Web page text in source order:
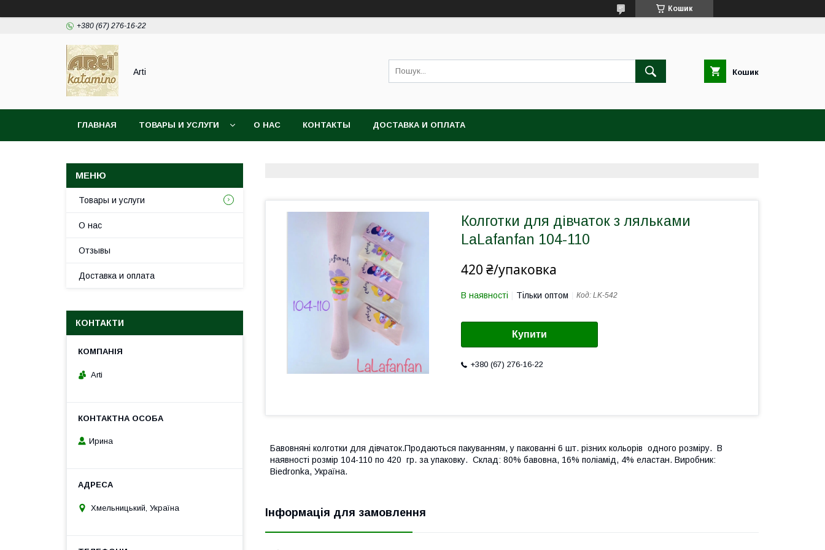
Кошик
+380 (67) 276-16-22
Arti Кошик
ГЛАВНАЯ ТОВАРЫ И УСЛУГИ О НАС КОНТАКТЫ ДОСТАВКА И ОПЛАТА
Колготки для дівчаток з ляльками
LaLafanfan 104-110
420 ₴/упаковка
В наявності Тільки оптом Код: LK-542
Купити
+380 (67) 276-16-22
Бавовняні колготки для дівчаток.Продаються пакуванням, у пакованні 6 шт. різних кольорів одного розміру. В
наявності розмір 104-110 по 420 гр. за упаковку. Склад: 80% бавовна, 16% поліамід, 4% еластан. Виробник:
Biedronka, Україна.
Інформація для замовлення
Товары и услуги
О нас
Отзывы
Доставка и оплата
КОНТАКТИ
Arti
Ирина
Хмельницький, Україна